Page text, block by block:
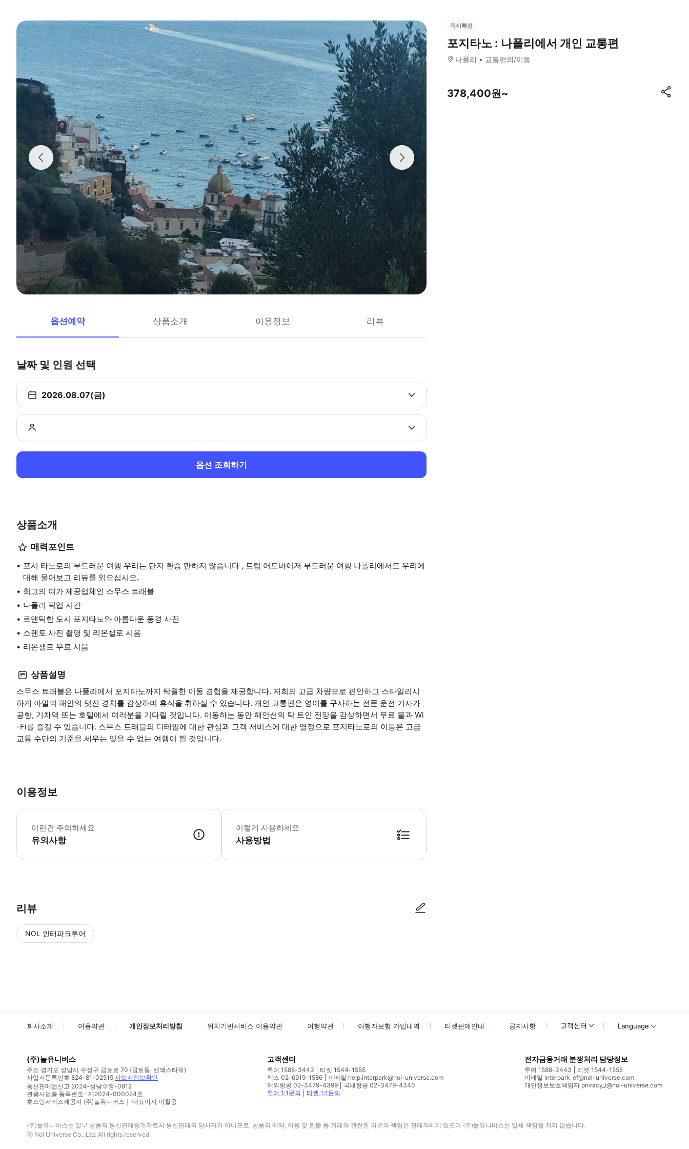
옵션예약 상품소개 이용정보 리뷰
날짜 및 인원 선택
2026.08.07(금)
옵션 조회하기
상품소개
매력포인트
포시 타노로의 부드러운 여행 우리는 단지 환승 만하지 않습니다 , 트립 어드바이저 부드러운 여행 나폴리에서도 우리에
대해 물어보고 리뷰를 읽으십시오.
최고의 여가 제공업체인 스무스 트래블
나폴리 픽업 시간
로맨틱한 도시 포지타노와 아름다운 풍경 사진
소렌토 사진 촬영 및 리몬첼로 시음
리몬첼로 무료 시음
상품설명
스무스 트래블은 나폴리에서 포지타노까지 탁월한 이동 경험을 제공합니다. 저희의 고급 차량으로 편안하고 스타일리시
하게 아말피 해안의 멋진 경치를 감상하며 휴식을 취하실 수 있습니다. 개인 교통편은 영어를 구사하는 전문 운전 기사가
공항, 기차역 또는 호텔에서 여러분을 기다릴 것입니다. 이동하는 동안 해안선의 탁 트인 전망을 감상하면서 무료 물과 Wi
-Fi를 즐길 수 있습니다. 스무스 트래블의 디테일에 대한 관심과 고객 서비스에 대한 열정으로 포지타노로의 이동은 고급
교통 수단의 기준을 세우는 잊을 수 없는 여행이 될 것입니다.
이용정보
이런건 주의하세요
유의사항
고객 여러분의 원활한 도착 경험을 최우선으로 생각합니다. 공항과 기차역에서 맞춤형 픽업 서비스를 제공합니다. 역에서 맞춤형 픽업 서비스를 제공합니
이렇게 사용하세요
사용방법
리뷰
NOL 인터파크투어
즉시확정
포지타노 : 나폴리에서 개인 교통편
나폴리 교통편의/이동
378,400원~
회사소개 이용약관 개인정보처리방침 위치기반서비스 이용약관 여행약관 여행자보험 가입내역 티켓판매안내 공지사항 고객센터 Language
(주)놀유니버스
주소 경기도 성남시 수정구 금토로 70 (금토동, 텐엑스타워)
사업자등록번호 824-81-02515 사업자정보확인
통신판매업신고 2024-성남수정-0912
관광사업증 등록번호 : 제2024-000024호
호스팅서비스제공자 (주)놀유니버스｜ 대표이사 이철웅
고객센터
투어 1588-3443
티켓 1544-1555
팩스 02-6919-1586
이메일 help.interpark@nol-universe.com
해외항공 02-3479-4399
국내항공 02-3479-4340
투어 1:1문의
티켓 1:1문의
전자금융거래 분쟁처리 담당정보
투어 1588-3443
티켓 1544-1555
이메일 interpark_ef@nol-universe.com
개인정보보호책임자 privacy_i@nol-universe.com
(주)놀유니버스는 일부 상품의 통신판매중개자로서 통신판매의 당사자가 아니므로, 상품의 예약, 이용 및 환불 등 거래와 관련된 의무와 책임은 판매자에게 있으며 (주)놀유니버스는 일체 책임을 지지 않습니다.
ⓒ Nol Universe Co., Ltd. All rights reserved.